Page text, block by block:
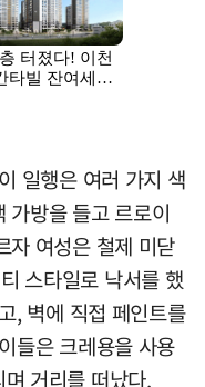
일행은 여러 가지 색
가방을 들고 르로이
자 여성은 철제 미닫
스타일로 낙서를 했
, 벽에 직접 페인트를
들은 크레용을 사용
거리를 떠났다.